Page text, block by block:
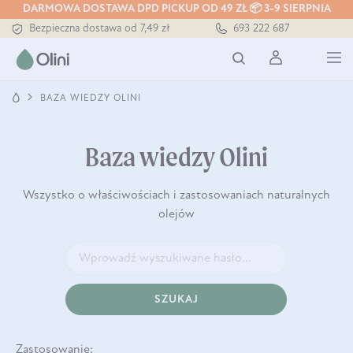
DARMOWA DOSTAWA DPD PICKUP OD 49 ZŁ 📦 3-9 SIERPNIA
Bezpieczna dostawa od 7,49 zł
Darmowa dostawa od 199 zł
693 222 687
BAZA WIEDZY OLINI
Baza wiedzy Olini
Wszystko o właściwościach i zastosowaniach naturalnych
olejów
SZUKAJ
Zastosowanie: